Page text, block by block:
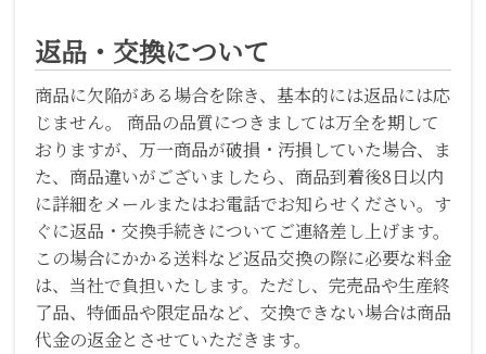
返品・交換について
商品に欠陥がある場合を除き、基本的には返品には応
じません。 商品の品質につきましては万全を期して
おりますが、万一商品が破損・汚損していた場合、ま
た、商品違いがございましたら、商品到着後8日以内
に詳細をメールまたはお電話でお知らせください。す
ぐに返品・交換手続きについてご連絡差し上げます。
この場合にかかる送料など返品交換の際に必要な料金
は、当社で負担いたします。ただし、完売品や生産終
了品、特価品や限定品など、交換できない場合は商品
代金の返金とさせていただきます。